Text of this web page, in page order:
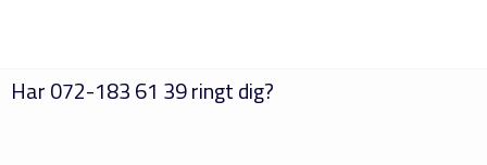
Har072-183 61 39ringt dig?